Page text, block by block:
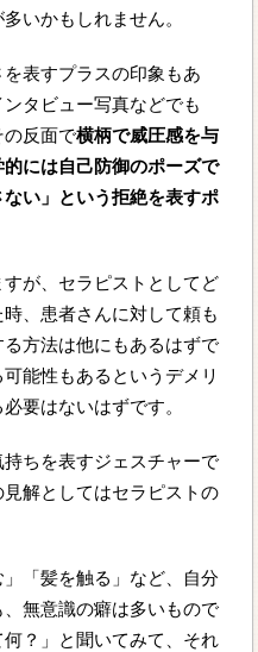
いかもしれません。
表すプラスの印象もあ
タビュー写真などでも
の反面で横柄で威圧感を与
には自己防御のポーズで
い」という拒絶を表すポ
が、セラピストとしてど
、患者さんに対して頼も
方法は他にもあるはずで
能性もあるというデメリ
要はないはずです。
ちを表すジェスチャーで
解としてはセラピストの
「髪を触る」など、自分
無意識の癖は多いもので
？」と聞いてみて、それ